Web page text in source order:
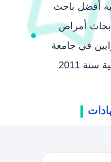
أقضل باحث
أمراض
في جامعة
سنة 2011